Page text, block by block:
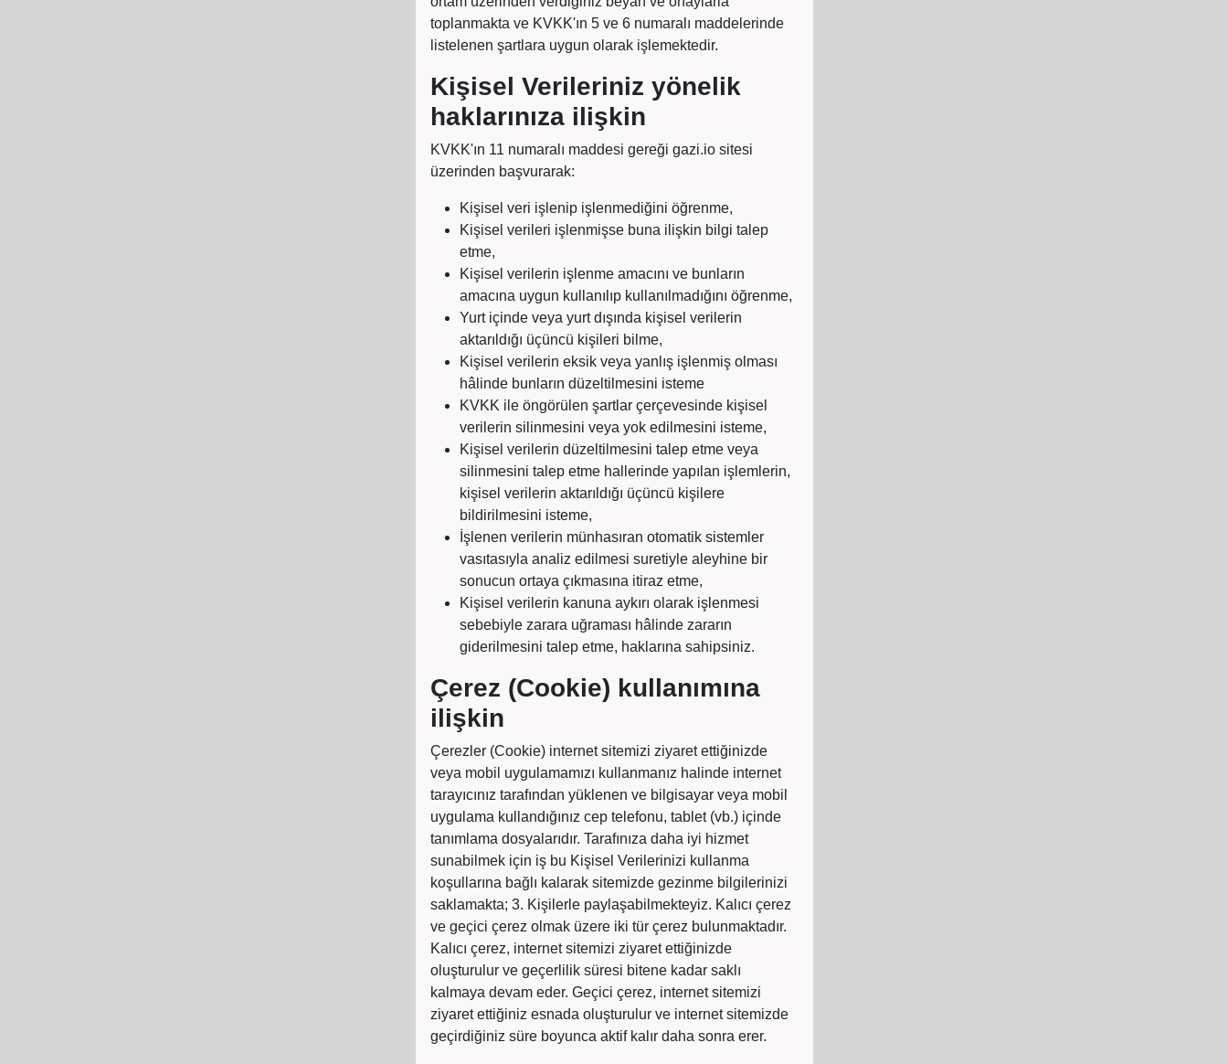
toplanmakta ve KVKK'ın 5 ve 6 numaralı maddelerinde
listelenen şartlara uygun olarak işlemektedir.
Kişisel Verileriniz yönelik
haklarınıza ilişkin
KVKK'ın 11 numaralı maddesi gereği gazi.io sitesi
üzerinden başvurarak:
Kişisel veri işlenip işlenmediğini öğrenme,
Kişisel verileri işlenmişse buna ilişkin bilgi talep
etme,
Kişisel verilerin işlenme amacını ve bunların
amacına uygun kullanılıp kullanılmadığını öğrenme,
Yurt içinde veya yurt dışında kişisel verilerin
aktarıldığı üçüncü kişileri bilme,
Kişisel verilerin eksik veya yanlış işlenmiş olması
hâlinde bunların düzeltilmesini isteme
KVKK ile öngörülen şartlar çerçevesinde kişisel
verilerin silinmesini veya yok edilmesini isteme,
Kişisel verilerin düzeltilmesini talep etme veya
silinmesini talep etme hallerinde yapılan işlemlerin,
kişisel verilerin aktarıldığı üçüncü kişilere
bildirilmesini isteme,
İşlenen verilerin münhasıran otomatik sistemler
vasıtasıyla analiz edilmesi suretiyle aleyhine bir
sonucun ortaya çıkmasına itiraz etme,
Kişisel verilerin kanuna aykırı olarak işlenmesi
sebebiyle zarara uğraması hâlinde zararın
giderilmesini talep etme, haklarına sahipsiniz.
Çerez (Cookie) kullanımına
ilişkin
Çerezler (Cookie) internet sitemizi ziyaret ettiğinizde
veya mobil uygulamamızı kullanmanız halinde internet
tarayıcınız tarafından yüklenen ve bilgisayar veya mobil
uygulama kullandığınız cep telefonu, tablet (vb.) içinde
tanımlama dosyalarıdır. Tarafınıza daha iyi hizmet
sunabilmek için iş bu Kişisel Verilerinizi kullanma
koşullarına bağlı kalarak sitemizde gezinme bilgilerinizi
saklamakta; 3. Kişilerle paylaşabilmekteyiz. Kalıcı çerez
ve geçici çerez olmak üzere iki tür çerez bulunmaktadır.
Kalıcı çerez, internet sitemizi ziyaret ettiğinizde
oluşturulur ve geçerlilik süresi bitene kadar saklı
kalmaya devam eder. Geçici çerez, internet sitemizi
ziyaret ettiğiniz esnada oluşturulur ve internet sitemizde
geçirdiğiniz süre boyunca aktif kalır daha sonra erer.